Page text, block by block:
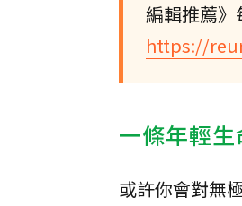
編輯推薦
https://
一條年輕
或許你會對無